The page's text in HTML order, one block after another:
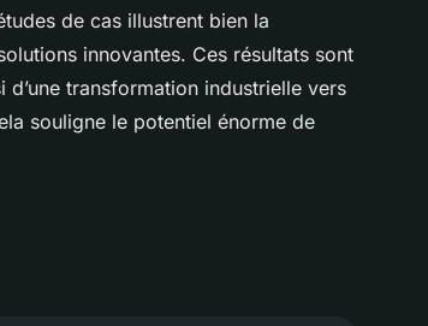
de cas illustrent bien la
innovantes. Ces résultats sont
transformation industrielle vers
souligne le potentiel énorme de